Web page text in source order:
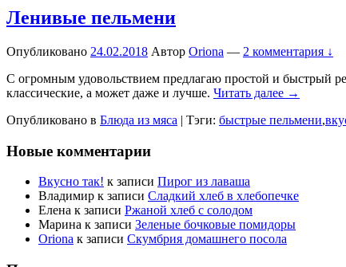
Ленивые пельмени
Опубликовано 24.02.2018 Автор Oriona — 2 комментария ↓
С огромным удовольствием предлагаю простой и быстрый
классические, а может даже и лучше. Читать далее →
Опубликовано в Блюда из мяса | Тэги: быстрые пельмени,
Новые комментарии
Вкусно так! к записи Пирог из лаваша
Владимир к записи Сладкий хлеб в хлебопечке
Елена к записи Ржаной хлеб с солодом
Марина к записи Зеленые бочковые помидоры
Oriona к записи Скумбрия домашнего посола